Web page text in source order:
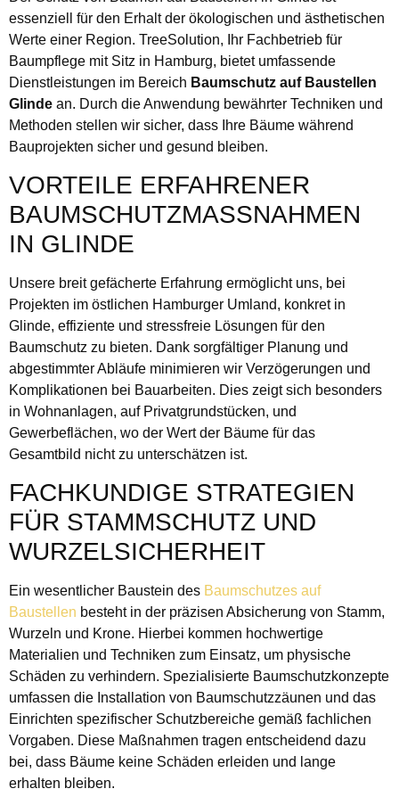
essenziell für den Erhalt der ökologischen und ästhetischen
Werte einer Region. TreeSolution, Ihr Fachbetrieb für
Baumpflege mit Sitz in Hamburg, bietet umfassende
Dienstleistungen im Bereich Baumschutz auf Baustellen
Glinde an. Durch die Anwendung bewährter Techniken und
Methoden stellen wir sicher, dass Ihre Bäume während
Bauprojekten sicher und gesund bleiben.
VORTEILE ERFAHRENER
BAUMSCHUTZMASSNAHMEN I
N GLINDE
Unsere breit gefächerte Erfahrung ermöglicht uns, bei
Projekten im östlichen Hamburger Umland, konkret in
Glinde, effiziente und stressfreie Lösungen für den
Baumschutz zu bieten. Dank sorgfältiger Planung und
abgestimmter Abläufe minimieren wir Verzögerungen und
Komplikationen bei Bauarbeiten. Dies zeigt sich besonders
in Wohnanlagen, auf Privatgrundstücken, und
Gewerbeflächen, wo der Wert der Bäume für das
Gesamtbild nicht zu unterschätzen ist.
FACHKUNDIGE STRATEGIEN
FÜR STAMMSCHUTZ UND
WURZELSICHERHEIT
Ein wesentlicher Baustein des Baumschutzes auf
Baustellen besteht in der präzisen Absicherung von Stamm,
Wurzeln und Krone. Hierbei kommen hochwertige
Materialien und Techniken zum Einsatz, um physische
Schäden zu verhindern. Spezialisierte Baumschutzkonzepte
umfassen die Installation von Baumschutzzäunen und das
Einrichten spezifischer Schutzbereiche gemäß fachlichen
Vorgaben. Diese Maßnahmen tragen entscheidend dazu
bei, dass Bäume keine Schäden erleiden und lange
erhalten bleiben.